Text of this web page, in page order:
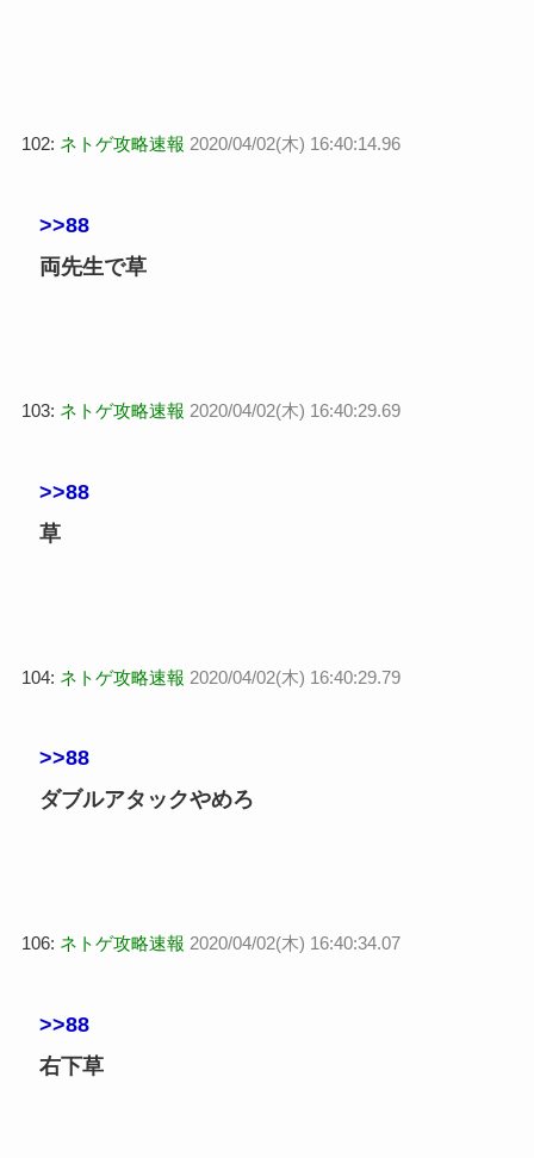
102: ネトゲ攻略速報 2020/04/02(木) 16:40:14.96
>>88
両先生で草
103: ネトゲ攻略速報 2020/04/02(木) 16:40:29.69
>>88
草
104: ネトゲ攻略速報 2020/04/02(木) 16:40:29.79
>>88
ダブルアタックやめろ
106: ネトゲ攻略速報 2020/04/02(木) 16:40:34.07
>>88
右下草